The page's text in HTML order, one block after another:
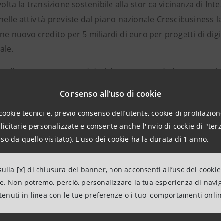
Consenso all'uso di cookie
tecnici e, previo consenso dell’utente, cookie di
personalizzate e consente anche l'invio di cookie di
da quello visitato). L'uso dei cookie ha la durata di 1 anno.
[x] di chiusura del banner, non acconsenti all’uso dei
Non potremo, perciò, personalizzare la tua esperienza di
in linea con le tue preferenze o i tuoi comportamenti
la transizione sostenibile alla storica vicinanza di
attività previste dal piano nazionale Crescibusiness
nuovo credito per 5 miliardi di euro per progetti di
alla transizione sostenibile del Paese non può che passare
aziende virtuose che si impegnano e investono nella loro
, Direttrice Regionale Emilia-
da sempre un dialogo costante con le realtà
con strumenti finanziari e professionalità
le schede delle aziende premiate
per la stampa